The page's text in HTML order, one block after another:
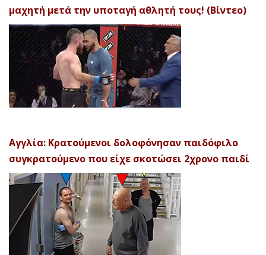
μαχητή μετά την υποταγή αθλητή τους! (Βίντεο)
Αγγλία: Κρατούμενοι δολοφόνησαν παιδόφιλο
συγκρατούμενο που είχε σκοτώσει 2χρονο παιδί